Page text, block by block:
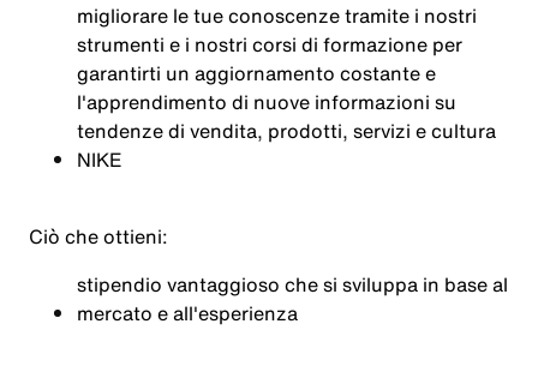
migliorare le tue conoscenze tramite i nostri
strumenti e i nostri corsi di formazione per
garantirti un aggiornamento costante e
l'apprendimento di nuove informazioni su
tendenze di vendita, prodotti, servizi e cultura
NIKE
Ciò che ottieni:
stipendio vantaggioso che si sviluppa in base al
mercato e all'esperienza